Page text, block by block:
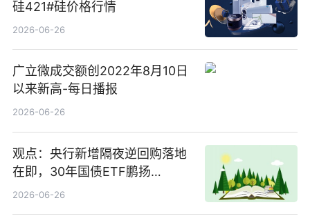
硅421#硅价格行情
2026-06-26
广立微成交额创2022年8月10日
以来新高-每日播报
2026-06-26
观点：央行新增隔夜逆回购落地
在即，30年国债ETF鹏扬
(511090) 盘中小幅上涨
2026-06-26